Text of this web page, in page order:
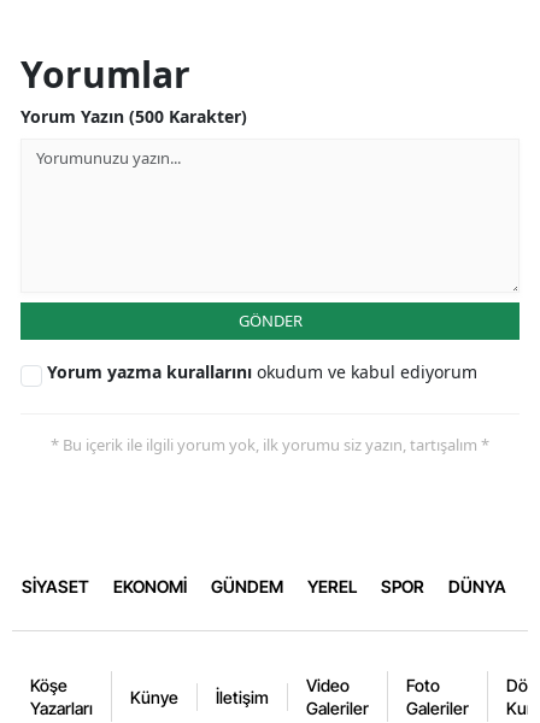
Yorumlar
Yorum Yazın (500 Karakter)
GÖNDER
Yorum yazma kurallarını okudum ve kabul ediyorum
* Bu içerik ile ilgili yorum yok, ilk yorumu siz yazın, tartışalım *
SİYASET EKONOMİ GÜNDEM YEREL SPOR DÜNYA
Köşe
Yazarları
Künye İletişim
Video
Galeriler
Foto
Galeriler